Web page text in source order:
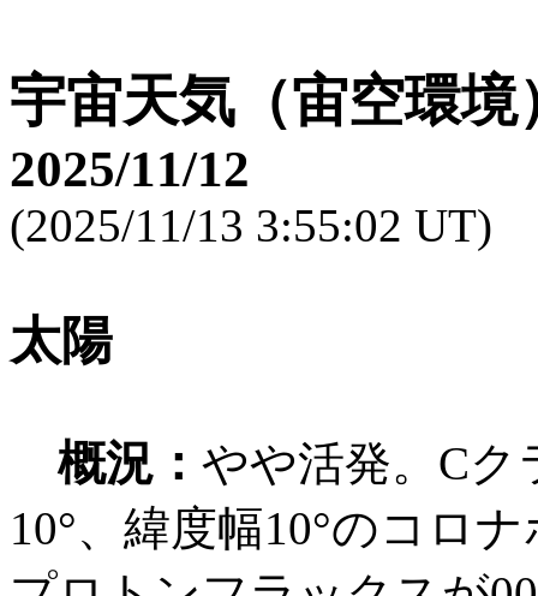
宇宙天気（宙空環境
2025/11/12
(2025/11/13 3:55:02 UT)
太陽
概況： やや活発。Cク
10°、緯度幅10°のコロ